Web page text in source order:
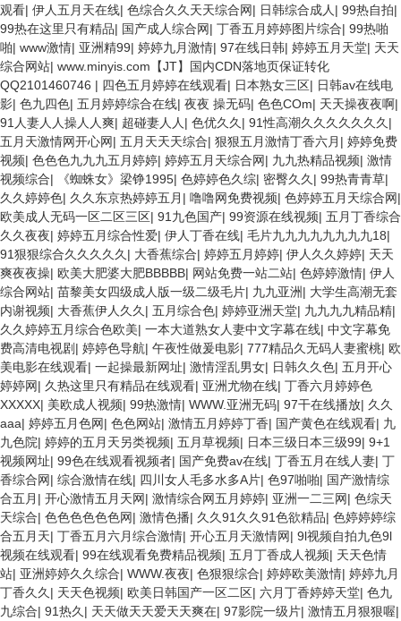
观看| 伊人五月天在线| 色综合久久天天综合网| 日韩综合成人 | 99热自拍|
99热在这里只有精品| 国产成人综合网| 丁香五月婷婷图片综合| 99热啪
啪| www激情| 亚洲精99| 婷婷九月激情| 97在线日韩| 婷婷五月天堂| 天天
综合网站| www.minyis.com【JT】国内CDN落地页保证转化
QQ2101460746 | 四色五月婷婷在线观看| 日本熟女三区| 日韩av在线电
影| 色九四色| 五月婷婷综合在线| 夜夜 操无码| 色色COm| 天天操夜夜啊|
91人妻人人操人人爽| 超碰妻人人 | 色优久久 | 91性高潮久久久久久久久 |
五月天激情网开心网| 五月天天天综合| 狠狠五月激情丁香六月 | 婷婷免费
视频| 色色色九九九五月婷婷| 婷婷五月天综合网| 九九热精品视频| 激情
视频综合| 《蜘蛛女》梁铮1995| 色婷婷色久综| 密臀久久 | 99热青青草|
久久婷婷色| 久久东京热婷婷五月 | 噜噜网免费视频| 色婷婷五月天综合网|
欧美成人无码一区二区三区| 91九色国产| 99资源在线视频| 五月丁香综合
久久夜夜| 婷婷五月综合性爱| 伊人丁香在线| 毛片九九九九九九九九18|
91狠狠综合久久久久久 | 大香蕉综合| 婷婷五月婷婷| 伊人久久婷婷| 天天
爽夜夜操| 欧美大肥婆大肥BBBBB| 网站免费一站二站| 色婷婷激情| 伊人
综合网站| 苗黎美女四级成人版一级二级毛片| 九九亚洲| 大学生高潮无套
内谢视频| 大香蕉伊人久久 | 五月综合色| 婷婷亚洲天堂| 九九九九精品精|
久久婷婷五月综合色欧美| 一本大道熟女人妻中文字幕在线| 中文字幕免
费高清电视剧| 婷婷色导航| 午夜性做爰电影| 777精品久无码人妻蜜桃| 欧
美电影在线观看| 一起操最新网址| 激情淫乱男女| 日韩久久色| 五月开心
婷婷网| 久热这里只有精品在线观看| 亚洲尤物在线| 丁香六月婷婷色
XXXXX| 美欧成人视频| 99热激情| WWW.亚洲无码| 97干在线播放| 久久
aaa| 婷婷五月色网| 色色网站| 激情五月婷婷丁香| 国产黄色在线观看| 九
九色院| 婷婷的五月天另类视频| 五月草视频| 日本三级日本三级99| 9+1
视频网址| 99色在线观看视频者| 国产免费av在线| 丁香五月在线人妻| 丁
香综合网| 综合激情在线| 四川女人毛多水多A片| 色97啪啪| 国产激情综
合五月 | 开心激情五月天网| 激情综合网五月婷婷| 亚洲一二三网| 色综天
天综合| 色色色色色色网| 激情色播| 久久91久久91色欲精品| 色婷婷婷综
合五月天| 丁香五月六月综合激情| 开心五月天激情网| 9l视频自拍九色9l
视频在线观看| 99在线观看免费精品视频| 五月丁香成人视频| 天天色情
站| 亚洲婷婷久久综合| WWW.夜夜| 色狠狠综合| 婷婷欧美激情| 婷婷九月
丁香久久 | 天天色视频| 欧美日韩国产一区二区| 六月丁香婷婷天堂| 色九
九综合| 91热久 | 天天做天天爱天天爽在| 97影院一级片| 激情五月狠狠喔|